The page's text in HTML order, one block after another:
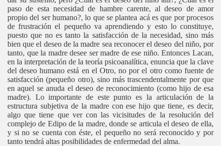
paso de esta necesidad de hambre carente, al deseo de amor
propio del ser humano?, lo que se plantea acá es que por procesos
de frustración el pequeño va aprendiendo y esto lo constituye,
puesto que no es tanto la satisfacción de la necesidad, sino más
bien que el deseo de la madre sea reconocer el deseo del niño, por
tanto, que la madre desee ser madre de ese niño. Entonces Lacan,
en la interpretación de la teoría psicoanalítica, enuncia que la clave
del deseo humano está en el Otro, no por el otro como fuente de
satisfacción (pequeño otro), sino más trascendentalmente por que
en aquel se anuda el deseo de reconocimiento (como hijo de esa
madre). Lo importante de este punto es la articulación de la
estructura subjetiva de la madre con ese hijo que tiene, es decir,
algo que tiene que ver con las vicisitudes de la resolución del
complejo de Edipo de la madre, donde se articula el deseo de ella,
y si no se cuenta con éste, el pequeño no será reconocido y por
tanto tendrá altas posibilidades de enfermedad del alma.